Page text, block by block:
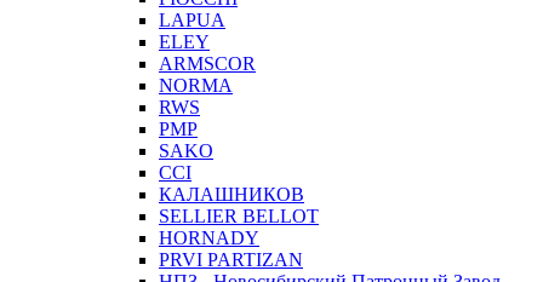
LAPUA
ELEY
ARMSCOR
NORMA
RWS
PMP
SAKO
CCI
КАЛАШНИКОВ
SELLIER BELLOT
HORNADY
PRVI PARTIZAN